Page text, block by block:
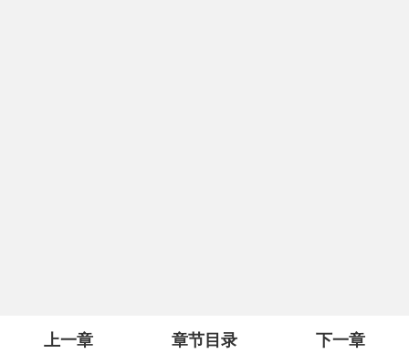
上一章 章节目录 下一章